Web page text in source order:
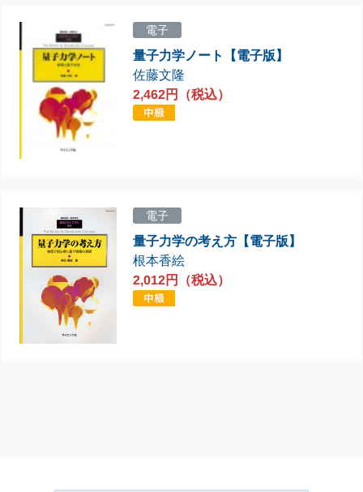
電子
量子力学ノート【電子版】
佐藤文隆
2,462円（税込）
電子
量子力学の考え方【電子版】
根本香絵
2,012円（税込）